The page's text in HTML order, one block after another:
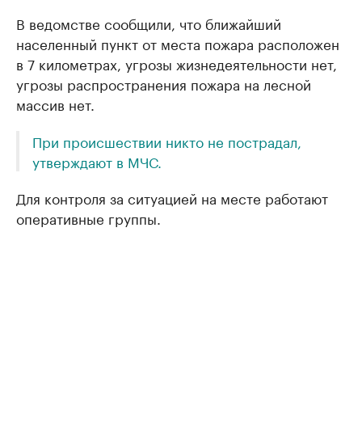
В ведомстве сообщили, что ближайший
населенный пункт от места пожара расположен
в 7 километрах, угрозы жизнедеятельности нет,
угрозы распространения пожара на лесной
массив нет.
При происшествии никто не пострадал,
утверждают в МЧС.
Для контроля за ситуацией на месте работают
оперативные группы.